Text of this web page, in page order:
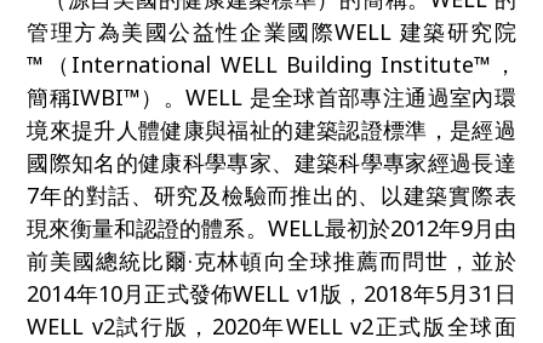
管理方為美國公益性企業國際WELL 建築研究院
™（International WELL Building Institute™，
簡稱IWBI™）。WELL 是全球首部專注通過室內環
境來提升人體健康與福祉的建築認證標準，是經過
國際知名的健康科學專家、建築科學專家經過長達
7年的對話、研究及檢驗而推出的、以建築實際表
現來衡量和認證的體系。WELL最初於2012年9月由
前美國總統比爾·克林頓向全球推薦而問世，並於
2014年10月正式發佈WELL v1版，2018年5月31日
WELL v2試行版，2020年WELL v2正式版全球面